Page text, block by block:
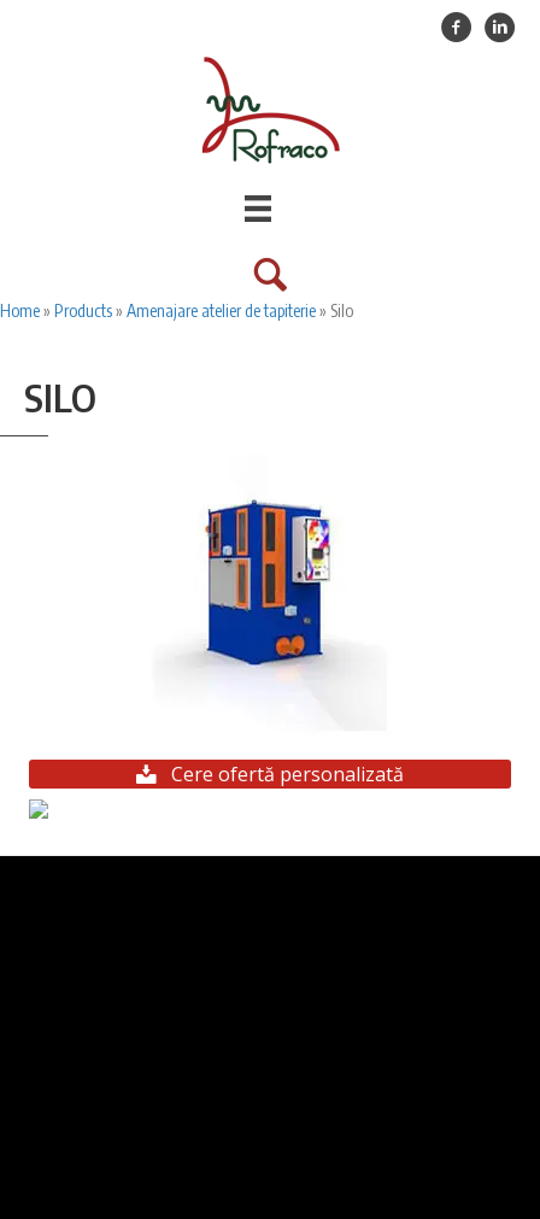
FacebookLinkedin
Home» Products» Amenajare atelier de tapiterie» Silo
SILO
Cere ofertă personalizată